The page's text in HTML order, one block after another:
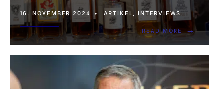
16. NOVEMBER 2024 • ARTIKEL , INTERVIEWS
READ MORE →